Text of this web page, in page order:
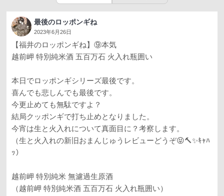
最後のロッポンギね
2023年6月26日
【福井のロッポンギね】⑨本気
越前岬 特別純米酒 五百万石 火入れ瓶囲い
本日でロッポンギシリーズ最後です。
喜んでも悲しんでも最後です。
今更止めても無駄ですよ？
結局クッポンギで打ち止めとなりました。
今宵は生と火入れについて真面目に？考察します。
（生と火入れの新旧おまんじゅうレビューどうぞ😝🔨✨ｷｬﾊ
ｯ）
越前岬 特別純米 無濾過生原酒
（越前岬 特別純米酒 五百万石 火入れ瓶囲い）